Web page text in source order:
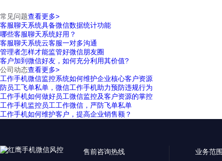
常见问题查看更多>
客服聊天系统具备微信数据统计功能
哪些客服聊天系统好用？
客服聊天系统云客服一对多沟通
管理者怎样才能监管好微信朋友圈
客户加到微信好友，如何充分利用其价值?
公司动态查看更多>
工作手机微信监控系统如何维护企业核心客户资源
防员工飞单私单，微信工作手机助力预防违规行为
工作手机如何做好员工微信监控及客户资源的掌控
工作手机监控员工工作微信，严防飞单私单
工作手机如何维护客户，提高企业销售额？
售前咨询热线 业务范